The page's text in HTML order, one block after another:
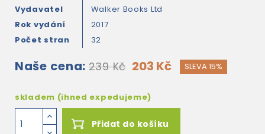
Vydavatel
Walker Books Ltd
Rok vydání
2017
Počet stran
32
Naše cena: 239 Kč 203 Kč SLEVA 15%
skladem (ihned expedujeme)
Přidat do košíku